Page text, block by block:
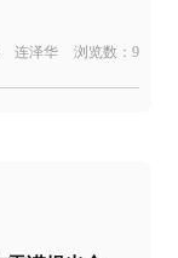
连泽华 浏览数：9